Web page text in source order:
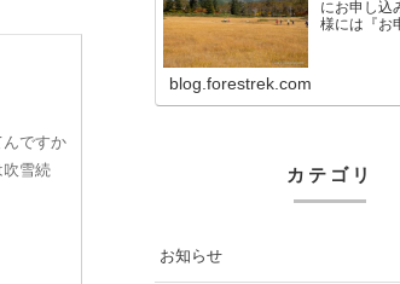
ですか
吹雪続
にお申し込
様には『お
blog.forestrek.com
カテゴリ
お知らせ